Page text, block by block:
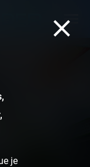
août
je